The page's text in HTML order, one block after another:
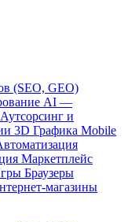
(SEO, GEO)
AI —
Аутсорсинг и
3D Графика Mobile
Маркетплейс
Браузеры
магазины